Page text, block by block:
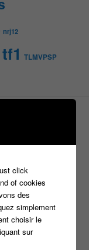
nrj12
tf1 TLMVPSP
click
of cookies
des
simplement
choisir le
sur